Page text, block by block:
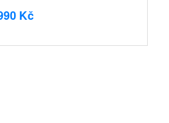
Kč